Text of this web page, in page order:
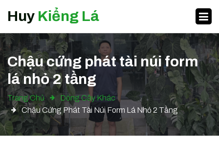
Huy Kiểng Lá
Chậu cứng phát tài núi form
lá nhỏ 2 tầng
Trang Chủ
Dòng Cây Khác
Chậu Cứng Phát Tài Núi Form Lá Nhỏ 2 Tầng